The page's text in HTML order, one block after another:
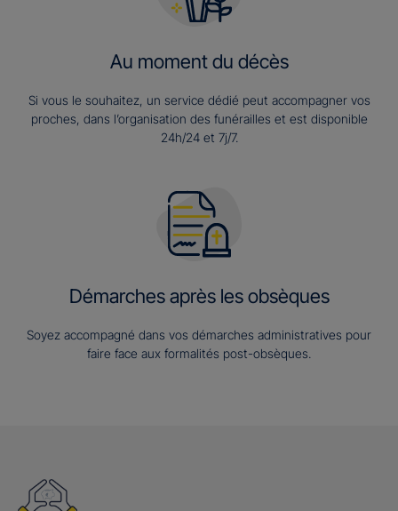
Au moment du décès
Si vous le souhaitez, un service dédié peut accompagner vos
proches, dans l’organisation des funérailles et est disponible
24h/24 et 7j/7.
Démarches après les obsèques
Soyez accompagné dans vos démarches administratives pour
faire face aux formalités post-obsèques.